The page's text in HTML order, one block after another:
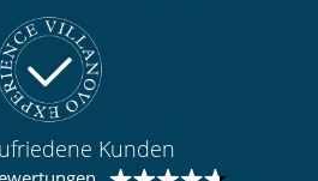
Kunden